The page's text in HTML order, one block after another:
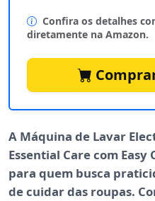
Confira os detalhes
diretamente na Amazon.
A Máquina de Lavar
Essential Care com Easy
para quem busca
de cuidar das roupas.